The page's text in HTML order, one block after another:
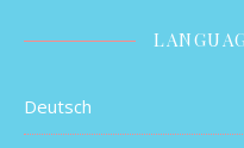
Deutsch